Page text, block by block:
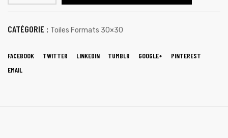
CATÉGORIE : Toiles Formats 30×30
FACEBOOK TWITTER LINKEDIN TUMBLR GOOGLE+
PINTEREST
EMAIL